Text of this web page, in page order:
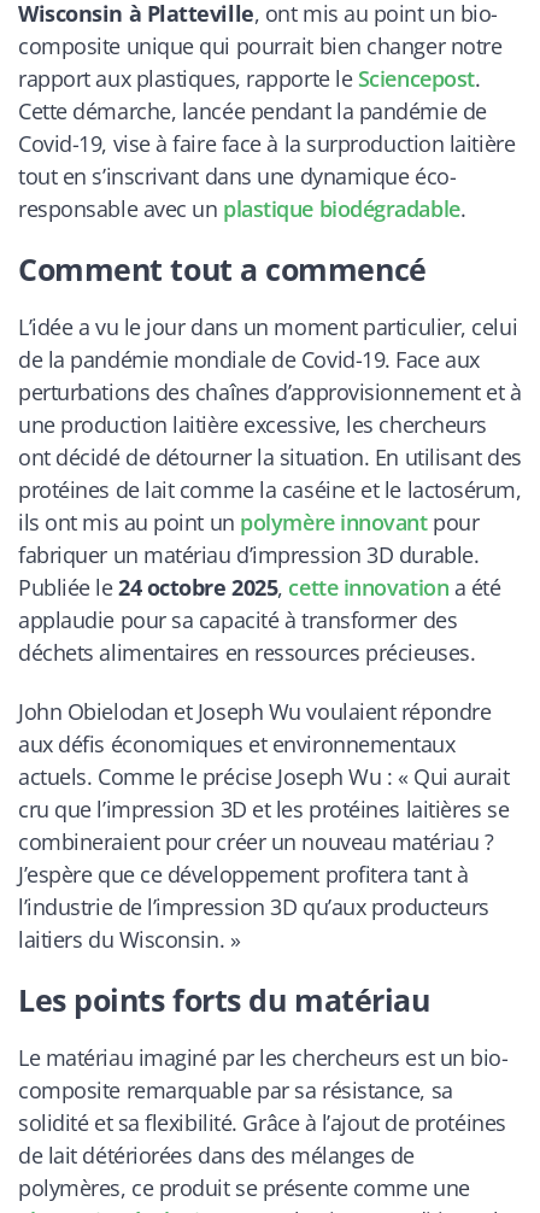
Wisconsin à Platteville, ont mis au point un bio-
composite unique qui pourrait bien changer notre
rapport aux plastiques, rapporte le Sciencepost.
Cette démarche, lancée pendant la pandémie de
Covid-19, vise à faire face à la surproduction laitière
tout en s’inscrivant dans une dynamique éco-
responsable avec un plastique biodégradable.
Comment tout a commencé
L’idée a vu le jour dans un moment particulier, celui
de la pandémie mondiale de Covid-19. Face aux
perturbations des chaînes d’approvisionnement et à
une production laitière excessive, les chercheurs
ont décidé de détourner la situation. En utilisant des
protéines de lait comme la caséine et le lactosérum,
ils ont mis au point un polymère innovantpour
fabriquer un matériau d’impression 3D durable.
Publiée le24 octobre 2025, cette innovation a été
applaudie pour sa capacité à transformer des
déchets alimentaires en ressources précieuses.
John Obielodan et Joseph Wu voulaient répondre
aux défis économiques et environnementaux
actuels. Comme le précise Joseph Wu : « Qui aurait
cru que l’impression 3D et les protéines laitières se
combineraient pour créer un nouveau matériau ?
J’espère que ce développement profitera tant à
l’industrie de l’impression 3D qu’aux producteurs
laitiers du Wisconsin. »
Les points forts du matériau
Le matériau imaginé par les chercheurs est un bio-
composite remarquable par sa résistance, sa
solidité et sa flexibilité. Grâce à l’ajout de protéines
de lait détériorées dans des mélanges de
polymères, ce produit se présente comme une